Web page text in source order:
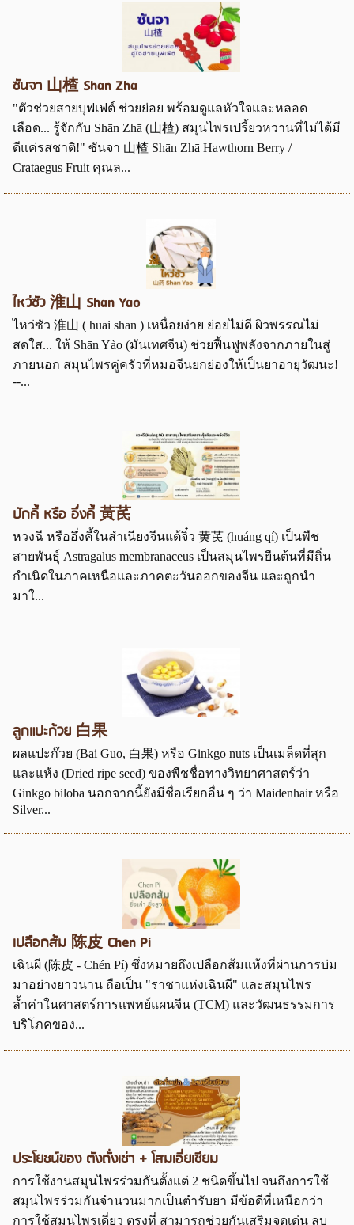
ซันจา 山楂 Shan Zha
"ตัวช่วยสายบุฟเฟต์ ช่วยย่อย พร้อมดูแลหัวใจและหลอด
เลือด... รู้จักกับ Shān Zhā (山楂) สมุนไพรเปรี้ยวหวานที่ไม่ได้มี
ดีแค่รสชาติ!" ซันจา 山楂 Shān Zhā Hawthorn Berry /
Crataegus Fruit คุณล...
ไหว่ซัว 淮山 Shan Yao
ไหว่ซัว 淮山 ( huai shan ) เหนื่อยง่าย ย่อยไม่ดี ผิวพรรณไม่
สดใส... ให้ Shān Yào (มันเทศจีน) ช่วยฟื้นฟูพลังจากภายในสู่
ภายนอก สมุนไพรคู่ครัวที่หมอจีนยกย่องให้เป็นยาอายุวัฒนะ!
--...
ปักคี้ หรือ อึ่งคี้ 黃芪
หวงฉี หรืออึ่งคี้ในสำเนียงจีนแต้จิ๋ว 黄芪 (huáng qí) เป็นพืช
สายพันธุ์ Astragalus membranaceus เป็นสมุนไพรยืนต้นที่มีถิ่น
กำเนิดในภาคเหนือและภาคตะวันออกของจีน และถูกนำ
มาใ...
ลูกแปะก้วย 白果
ผลแปะก๊วย (Bai Guo, 白果) หรือ Ginkgo nuts เป็นเมล็ดที่สุก
และแห้ง (Dried ripe seed) ของพืชชื่อทางวิทยาศาสตร์ว่า
Ginkgo biloba นอกจากนี้ยังมีชื่อเรียกอื่น ๆ ว่า Maidenhair หรือ
Silver...
เปลือกส้ม 陈皮 Chen Pi
เฉินผี (陈皮 - Chén Pí) ซึ่งหมายถึงเปลือกส้มแห้งที่ผ่านการบ่ม
มาอย่างยาวนาน ถือเป็น "ราชาแห่งเฉินผี" และสมุนไพร
ล้ำค่าในศาสตร์การแพทย์แผนจีน (TCM) และวัฒนธรรมการ
บริโภคของ...
ประโยชน์ของ ตังถั่งเช่า + โสมเอี่ยเซียม
การใช้งานสมุนไพรร่วมกันตั้งแต่ 2 ชนิดขึ้นไป จนถึงการใช้
สมุนไพรร่วมกันจำนวนมากเป็นตำรับยา มีข้อดีที่เหนือกว่า
การใช้สมุนไพรเดี่ยว ตรงที่ สามารถช่วยกันเสริมจุดเด่น ลบ